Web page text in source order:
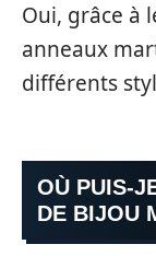
Oui, grâce à
anneaux
différents
OÙ PUIS-
DE BIJOU